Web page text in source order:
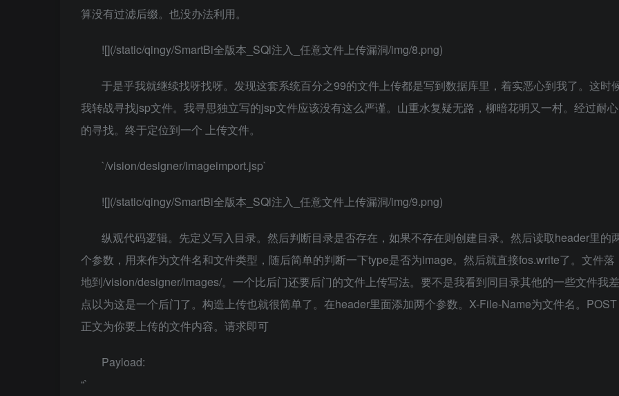
算没有过滤后缀。也没办法利用。
![](/static/qingy/SmartBi全版本_SQl注入_任意文件上传漏洞/img/8.png)
于是乎我就继续找呀找呀。发现这套系统百分之99的文件上传都是写到数据库里，着实恶心到我了。这时
我转战寻找jsp文件。我寻思独立写的jsp文件应该没有这么严谨。山重水复疑无路，柳暗花明又一村。经过耐心
的寻找。终于定位到一个 上传文件。
`/vision/designer/imageimport.jsp`
![](/static/qingy/SmartBi全版本_SQl注入_任意文件上传漏洞/img/9.png)
纵观代码逻辑。先定义写入目录。然后判断目录是否存在，如果不存在则创建目录。然后读取header里的
个参数，用来作为文件名和文件类型，随后简单的判断一下type是否为image。然后就直接fos.write了。文件落
地到/vision/designer/images/。一个比后门还要后门的文件上传写法。要不是我看到同目录其他的一些文件我差
点以为这是一个后门了。构造上传也就很简单了。在header里面添加两个参数。X-File-Name为文件名。POST
正文为你要上传的文件内容。请求即可
Payload:
“`